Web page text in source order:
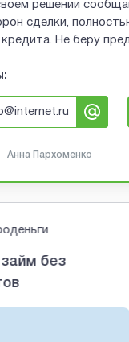
решении
сделки,
Не беру
Анна Пархоменко
займ без